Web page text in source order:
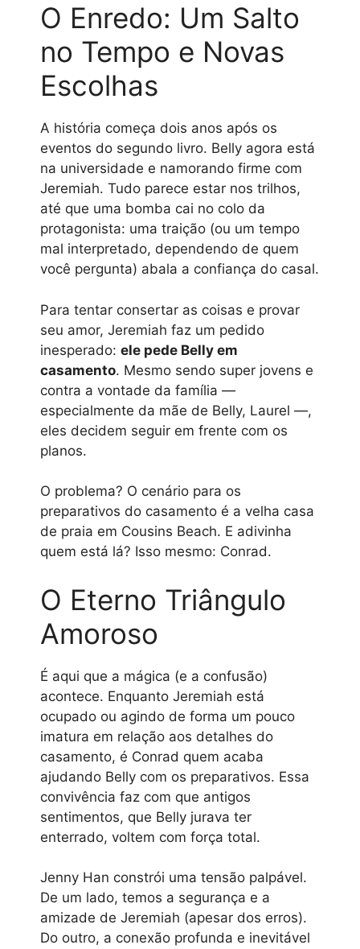
O Enredo: Um Salto
no Tempo e Novas
Escolhas
A história começa dois anos após os
eventos do segundo livro. Belly agora está
na universidade e namorando firme com
Jeremiah. Tudo parece estar nos trilhos,
até que uma bomba cai no colo da
protagonista: uma traição (ou um tempo
mal interpretado, dependendo de quem
você pergunta) abala a confiança do casal.
Para tentar consertar as coisas e provar
seu amor, Jeremiah faz um pedido
inesperado: ele pede Belly em
casamento. Mesmo sendo super jovens e
contra a vontade da família —
especialmente da mãe de Belly, Laurel —,
eles decidem seguir em frente com os
planos.
O problema? O cenário para os
preparativos do casamento é a velha casa
de praia em Cousins Beach. E adivinha
quem está lá? Isso mesmo: Conrad.
O Eterno Triângulo
Amoroso
É aqui que a mágica (e a confusão)
acontece. Enquanto Jeremiah está
ocupado ou agindo de forma um pouco
imatura em relação aos detalhes do
casamento, é Conrad quem acaba
ajudando Belly com os preparativos. Essa
convivência faz com que antigos
sentimentos, que Belly jurava ter
enterrado, voltem com força total.
Jenny Han constrói uma tensão palpável.
De um lado, temos a segurança e a
amizade de Jeremiah (apesar dos erros).
Do outro, a conexão profunda e inevitável